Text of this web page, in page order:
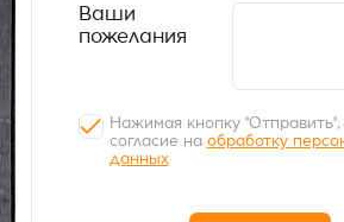
Ваши
пожелания
Нажимая кнопку
согласие на обработку
данных